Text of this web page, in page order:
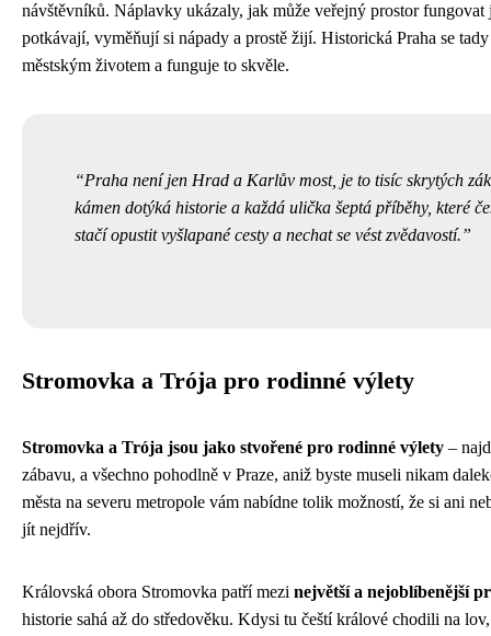
návštěvníků. Náplavky ukázaly, jak může veřejný prostor fungovat
potkávají, vyměňují si nápady a prostě žijí. Historická Praha se
městským životem a funguje to skvěle.
Praha není jen Hrad a Karlův most, je to tisíc skrytých
kámen dotýká historie a každá ulička šeptá příběhy, které
stačí opustit vyšlapané cesty a nechat se vést zvědavostí.
Stromovka a Trója pro rodinné výlety
Stromovka a Trója jsou jako stvořené pro rodinné výlety –
zábavu, a všechno pohodlně v Praze, aniž byste museli nikam
města na severu metropole vám nabídne tolik možností, že si ani
jít nejdřív.
Královská obora Stromovka patří mezi největší a nejoblíbenější
historie sahá až do středověku. Kdysi tu čeští králové chodili na